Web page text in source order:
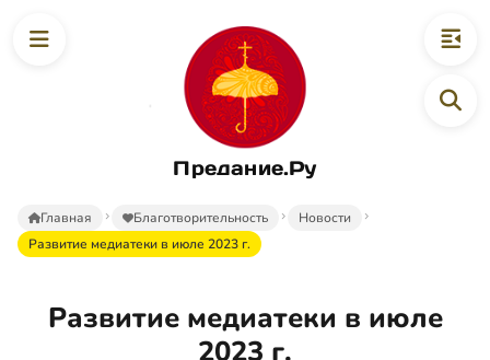
Предание.Ру
Главная Благотворительность
Новости
Развитие медиатеки в июле 2023 г.
Развитие медиатеки в июле
2023 г.